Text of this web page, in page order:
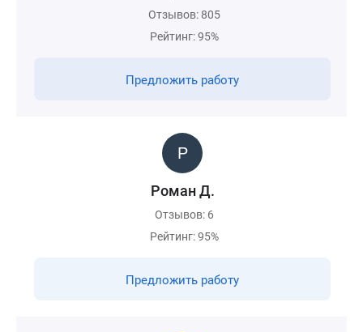
Отзывов: 805
Рейтинг: 95%
Предложить работу
Роман Д.
Отзывов: 6
Рейтинг: 95%
Предложить работу